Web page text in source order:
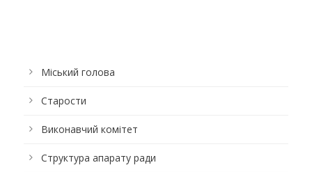
Міський голова
Старости
Виконавчий комітет
Структура апарату ради